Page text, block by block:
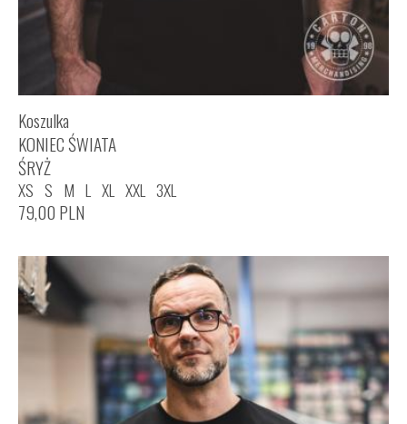
Koszulka
KONIEC ŚWIATA
ŚRYŻ
XS S M L XL XXL 3XL
79,00 PLN